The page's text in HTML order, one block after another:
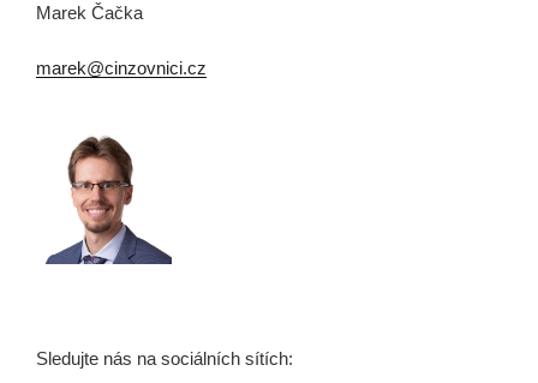
Marek Čačka
marek@cinzovnici.cz
Sledujte nás na sociálních sítích: